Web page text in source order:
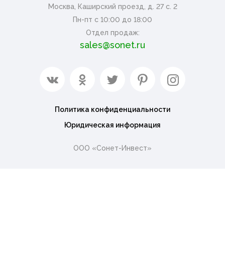
Москва, Каширский проезд, д. 27 с. 2
Пн-пт с 10:00 до 18:00
Отдел продаж:
sales@sonet.ru
Политика конфиденциальности
Юридическая информация
ООО «Сонет-Инвест»